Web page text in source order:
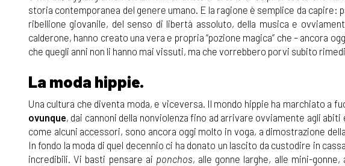
storia contemporanea del genere umano. E la ragione è semplice da capire:
ribellione giovanile, del senso di libertà assoluto, della musica e
calderone, hanno creato una vera e propria “pozione magica” che – ancora
che quegli anni non li hanno mai vissuti, ma che vorrebbero porvi subito
La moda hippie.
Una cultura che diventa moda, e viceversa. Il mondo hippie ha marchiato a
ovunque, dai cannoni della nonviolenza fino ad arrivare ovviamente agli abiti
come alcuni accessori, sono ancora oggi molto in voga, a dimostrazione
In fondo la moda di quel decennio ci ha donato un lascito da custodire in
incredibili. Vi basti pensare ai ponchos, alle gonne larghe, alle mini-gonne,